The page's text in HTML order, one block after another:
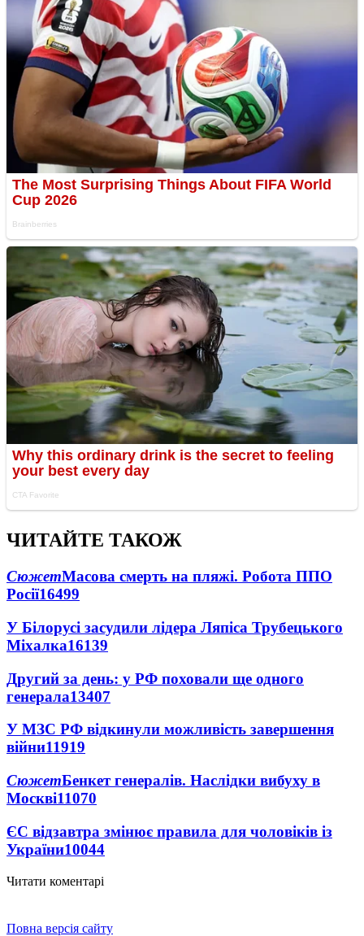
ЧИТАЙТЕ ТАКОЖ
СюжетМасова смерть на пляжі. Робота ППО
Росії16499
У Білорусі засудили лідера Ляпіса Трубецького
Міхалка16139
Другий за день: у РФ поховали ще одного
генерала13407
У МЗС РФ відкинули можливість завершення
війни11919
СюжетБенкет генералів. Наслідки вибуху в
Москві11070
ЄС відзавтра змінює правила для чоловіків із
України10044
Читати коментарі
Повна версія сайту